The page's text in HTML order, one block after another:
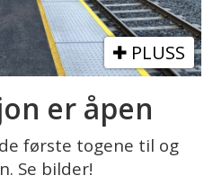
PLUSS
er åpen
første togene til og
Se bilder!